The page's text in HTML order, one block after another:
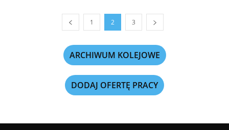
1 2 3
ARCHIWUM KOLEJOWE
DODAJ OFERTĘ PRACY